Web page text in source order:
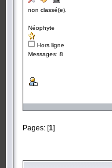
non classé(e).
Néophyte
Hors ligne
Messages: 8
Pages: [1]